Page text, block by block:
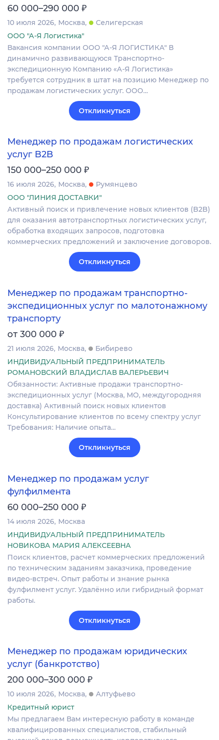
60 000–290 000 ₽
10 июля 2026 Москва
Селигерская
ООО "А-Я Логистика"
Вакансия компании ООО "А-Я ЛОГИСТИКА" В
динамично развивающуюся Транспортно-
экспедиционную Компанию «А-Я Логистика»
требуется сотрудник в штат на позицию Менеджер по
продажам логистических услуг. ООО…
Откликнуться
Менеджер по продажам логистических
услуг B2B
150 000–250 000 ₽
16 июля 2026 Москва
Румянцево
ООО "ЛИНИЯ ДОСТАВКИ"
Активный поиск и привлечение новых клиентов (B2B)
для оказания автотранспортных логистических услуг,
обработка входящих запросов, подготовка
коммерческих предложений и заключение договоров.
Откликнуться
Менеджер по продажам транспортно-
экспедиционных услуг по малотонажному
транспорту
от 300 000 ₽
21 июля 2026 Москва
Бибирево
ИНДИВИДУАЛЬНЫЙ ПРЕДПРИНИМАТЕЛЬ
РОМАНОВСКИЙ ВЛАДИСЛАВ ВАЛЕРЬЕВИЧ
Обязанности: Активные продажи транспортно-
экспедиционных услуг (Москва, МО, междугородняя
доставка) Активный поиск новых клиентов
Консультирование клиентов по всему спектру услуг
Требования: Наличие опыта…
Откликнуться
Менеджер по продажам услуг
фулфилмента
60 000–250 000 ₽
14 июля 2026 Москва
ИНДИВИДУАЛЬНЫЙ ПРЕДПРИНИМАТЕЛЬ
НОВИКОВА МАРИЯ АЛЕКСЕЕВНА
Поиск клиентов, расчет коммерческих предложений
по техническим заданиям заказчика, проведение
видео-встреч. Опыт работы и знание рынка
фулфилмент услуг. Удалённо или гибридный формат
работы.
Откликнуться
Менеджер по продажам юридических
услуг (банкротство)
200 000–300 000 ₽
10 июля 2026 Москва
Алтуфьево
Кредитный юрист
Мы предлагаем Вам интересную работу в команде
квалифицированных специалистов, стабильный